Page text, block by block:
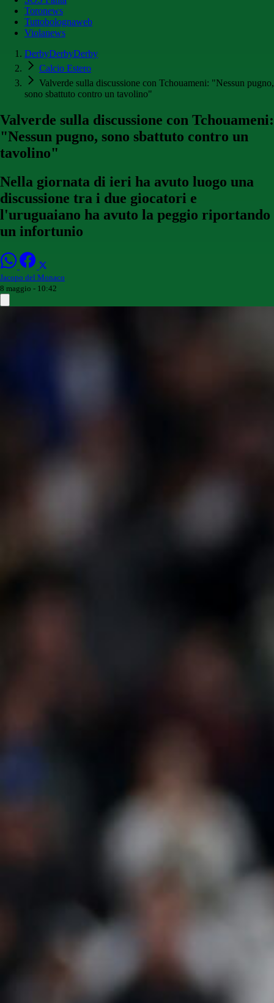
Toronews
Tuttobolognaweb
Violanews
DerbyDerbyDerby
Calcio Estero
Valverde sulla discussione con Tchouameni: "Nessun pugno,
sono sbattuto contro un tavolino"
Valverde sulla discussione con Tchouameni:
"Nessun pugno, sono sbattuto contro un
tavolino"
Nella giornata di ieri ha avuto luogo una
discussione tra i due giocatori e
l'uruguaiano ha avuto la peggio riportando
un infortunio
Jacopo del Monaco
8 maggio - 10:42